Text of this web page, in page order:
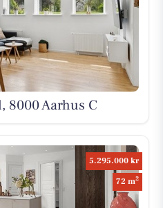
8000 Aarhus C
5.295.000 kr
72 m2